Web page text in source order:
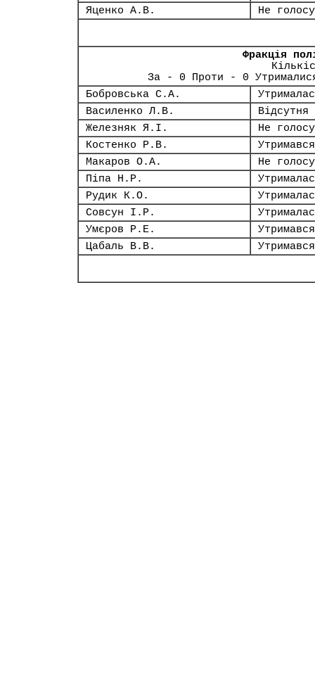
Яценко А.В.
Не
Фракція
За - 0 Проти - 0
Бобровська С.А.
Василенко Л.В.
Відсутня
Железняк Я.І.
Не
Костенко Р.В.
Утримався
Макаров О.А.
Не
Піпа Н.Р.
Рудик К.О.
Совсун І.Р.
Умєров Р.Е.
Утримався
Цабаль В.В.
Утримався